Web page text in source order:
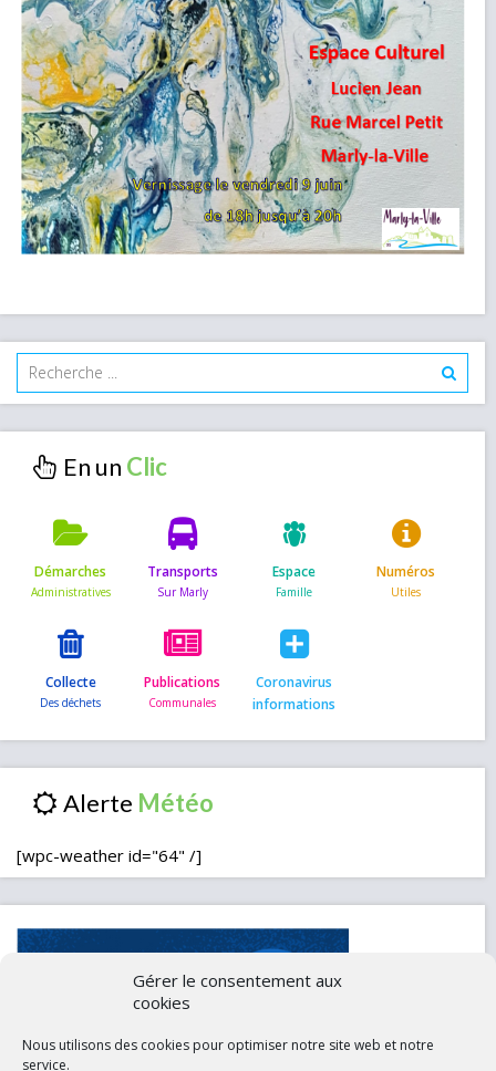
Gérer le consentement aux
cookies
Nous utilisons des cookies pour optimiser notre site web et notre
service.
En un
Démarches Transports Espace Numéros
Collecte Publications
Coronavirus
informations
Alerte
[wpc-weather id="64" /]